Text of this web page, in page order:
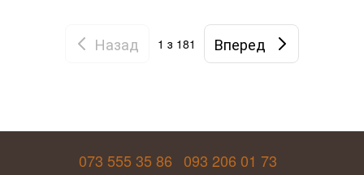
Назад 1 з 181 Вперед
073 555 35 86 093 206 01 73